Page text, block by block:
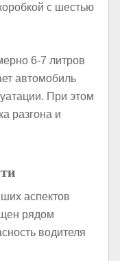
с шестью
6-7 литров
автомобиль
При этом
разгона и
аспектов
рядом
водителя